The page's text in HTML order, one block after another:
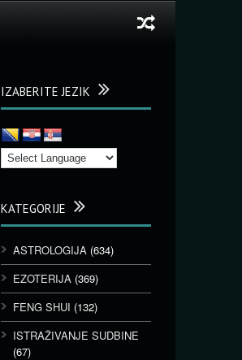
IZABERITE JEZIK
KATEGORIJE
ASTROLOGIJA (634)
EZOTERIJA (369)
FENG SHUI (132)
ISTRAŽIVANJE SUDBINE
(67)